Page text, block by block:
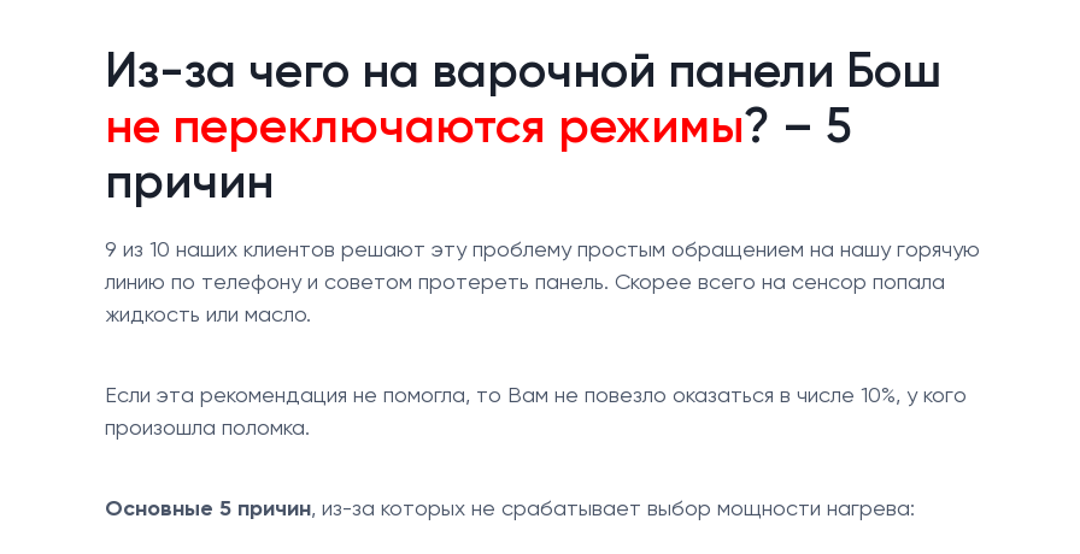
Из-за чего на варочной панели Бош
не переключаются режимы? – 5
причин
9 из 10 наших клиентов решают эту проблему простым обращением на нашу горячую
линию по телефону и советом протереть панель. Скорее всего на сенсор попала
жидкость или масло.
Если эта рекомендация не помогла, то Вам не повезло оказаться в числе 10%, у кого
произошла поломка.
Основные 5 причин, из-за которых не срабатывает выбор мощности нагрева: